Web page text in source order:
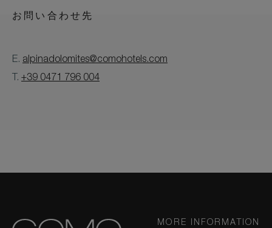
お問い合わせ先
E. alpinadolomites@comohotels.com
T. +39 0471 796 004
MORE INFORMATION